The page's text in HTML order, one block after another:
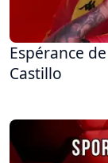
Espérance
Castillo